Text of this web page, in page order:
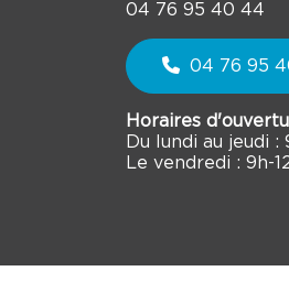
04 76 95 40 44
04 76 95
Horaires
Du lundi au jeudi :
Le vendredi : 9h-